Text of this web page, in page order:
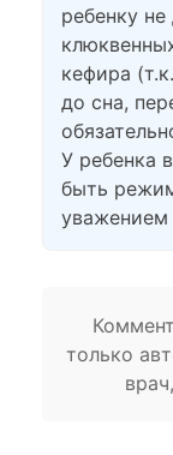
ребенку не
кефира
до сна,
У ребенка
быть
уважением
только